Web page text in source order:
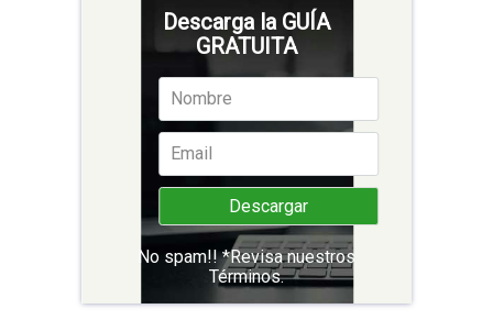
Descarga la GUÍA
GRATUITA
No spam!! *Revisa nuestros
Términos.